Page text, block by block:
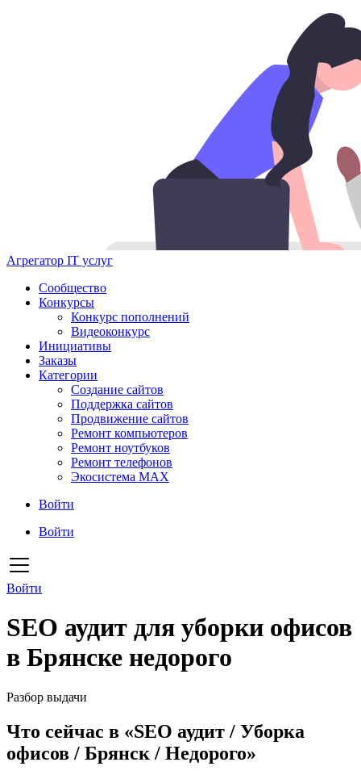
Агрегатор IT услуг
Сообщество
Конкурсы
Конкурс пополнений
Видеоконкурс
Инициативы
Заказы
Категории
Создание сайтов
Поддержка сайтов
Продвижение сайтов
Ремонт компьютеров
Ремонт ноутбуков
Ремонт телефонов
Экосистема MAX
Войти
Войти
Войти
SEO аудит для уборки офисов
в Брянске недорого
Разбор выдачи
Что сейчас в «SEO аудит / Уборка
офисов / Брянск / Недорого»